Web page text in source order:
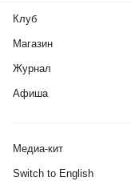
Клуб
Магазин
Журнал
Афиша
Медиа-кит
Switch to English